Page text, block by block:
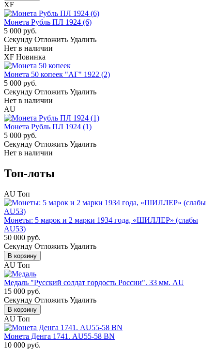
XF
Монета Рубль ПЛ 1924 (6)
5 000 руб.
Cекунду Отложить Удалить
Нет в наличии
XF Новинка
Монета 50 копеек "АГ" 1922 (2)
5 000 руб.
Cекунду Отложить Удалить
Нет в наличии
AU
Монета Рубль ПЛ 1924 (1)
5 000 руб.
Cекунду Отложить Удалить
Нет в наличии
Топ-лоты
AU Топ
Монеты: 5 марок и 2 марки 1934 года, «ШИЛЛЕР» (слабы
AU53)
50 000 руб.
Cекунду Отложить Удалить
В корзину
AU Топ
Медаль "Русский солдат гордость России". 33 мм. AU
15 000 руб.
Cекунду Отложить Удалить
В корзину
AU Топ
Монета Денга 1741. AU55-58 BN
10 000 руб.